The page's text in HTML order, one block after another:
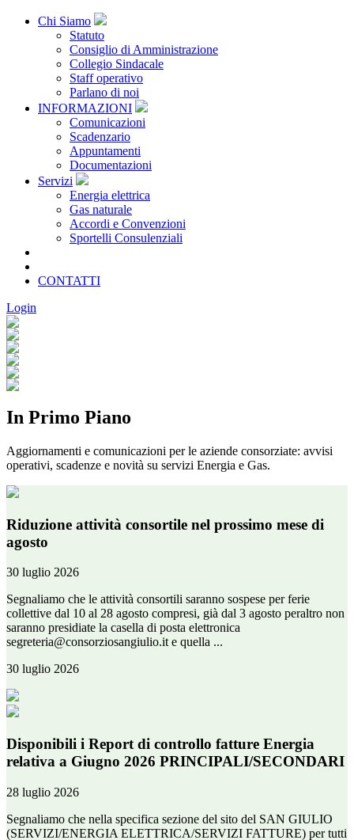
Chi Siamo
Statuto
Consiglio di Amministrazione
Collegio Sindacale
Staff operativo
Parlano di noi
INFORMAZIONI
Comunicazioni
Scadenzario
Appuntamenti
Documentazioni
Servizi
Energia elettrica
Gas naturale
Accordi e Convenzioni
Sportelli Consulenziali
CONTATTI
Login
In Primo Piano
Aggiornamenti e comunicazioni per le aziende consorziate: avvisi
operativi, scadenze e novità su servizi Energia e Gas.
Riduzione attività consortile nel prossimo mese di
agosto
30 luglio 2026
Segnaliamo che le attività consortili saranno sospese per ferie
collettive dal 10 al 28 agosto compresi, già dal 3 agosto peraltro non
saranno presidiate la casella di posta elettronica
segreteria@consorziosangiulio.it e quella ...
30 luglio 2026
Disponibili i Report di controllo fatture Energia
relativa a Giugno 2026 PRINCIPALI/SECONDARI
28 luglio 2026
Segnaliamo che nella specifica sezione del sito del SAN GIULIO
(SERVIZI/ENERGIA ELETTRICA/SERVIZI FATTURE) per tutti